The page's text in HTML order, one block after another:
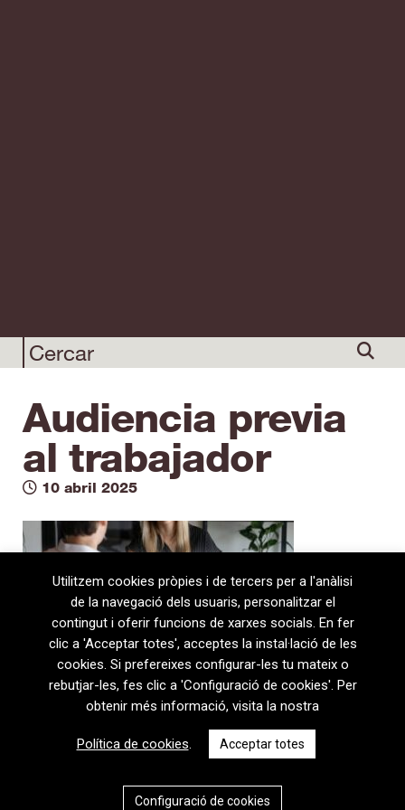
Audiencia previa
al trabajador
10 abril 2025
08720 Vilafranca del Penedès · General Prim 5, 2n · Barcelona
T+34 938 170 417 ·
+34 938 170 301
Política de privacitat|Política de cookies
Utilitzem cookies pròpies i de tercers per a l'anàlisi
de la navegació dels usuaris, personalitzar el
contingut i oferir funcions de xarxes socials. En fer
clic a 'Acceptar totes', acceptes la instal·lació de les
cookies. Si prefereixes configurar-les tu mateix o
rebutjar-les, fes clic a 'Configuració de cookies'. Per
obtenir més informació, visita la nostra
Política de cookies. Acceptar totes
Configuració de cookies